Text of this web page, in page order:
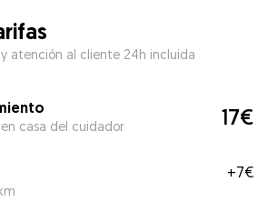
atención al cliente 24h incluida
casa del cuidador 17€
+7€